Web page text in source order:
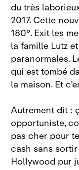
du très
2017. Cette
180°. Exit les
la famille Lutz
paranormales.
qui est tombé
la maison. Et
Autrement dit :
opportuniste,
pas cher pour
cash sans
Hollywood pur